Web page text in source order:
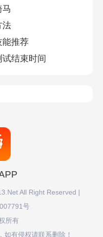
法
能推荐
结束时间
红包奖励，还可获得等级
像框！